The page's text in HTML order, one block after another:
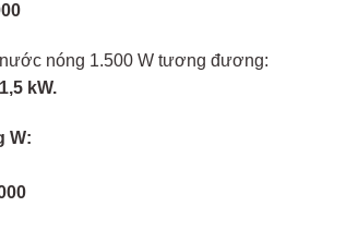
nóng 1.500 W tương đương:
kW.
W: